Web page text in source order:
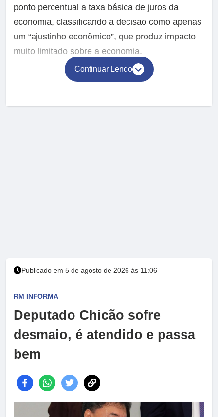
ponto percentual a taxa básica de juros da
economia, classificando a decisão como apenas
um “ajustinho econômico”, que produz impacto
muito limitado sobre a economia.
Continuar Lendo
Publicado em 5 de agosto de 2026 às 11:06
RM INFORMA
Deputado Chicão sofre
desmaio, é atendido e passa
bem